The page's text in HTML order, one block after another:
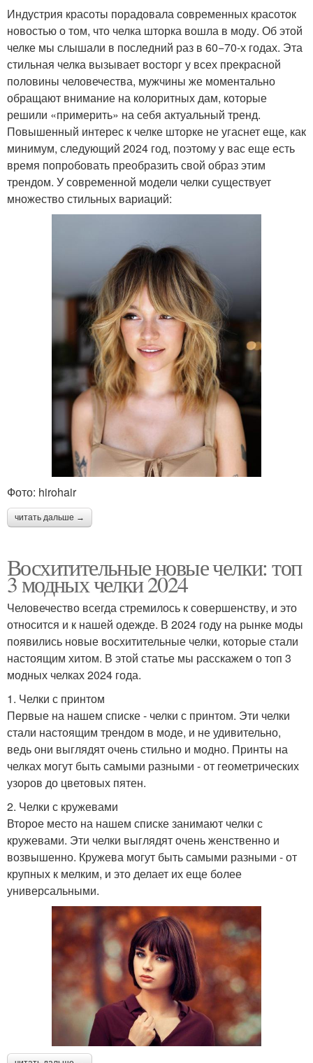
Индустрия красоты порадовала современных красоток
новостью о том, что челка шторка вошла в моду. Об этой
челке мы слышали в последний раз в 60−70-х годах. Эта
стильная челка вызывает восторг у всех прекрасной
половины человечества, мужчины же моментально
обращают внимание на колоритных дам, которые
решили «примерить» на себя актуальный тренд.
Повышенный интерес к челке шторке не угаснет еще, как
минимум, следующий 2024 год, поэтому у вас еще есть
время попробовать преобразить свой образ этим
трендом. У современной модели челки существует
множество стильных вариаций:
Фото: hirohair
читать дальше →
Восхитительные новые челки: топ
3 модных челки 2024
Человечество всегда стремилось к совершенству, и это
относится и к нашей одежде. В 2024 году на рынке моды
появились новые восхитительные челки, которые стали
настоящим хитом. В этой статье мы расскажем о топ 3
модных челках 2024 года.
1. Челки с принтом
Первые на нашем списке - челки с принтом. Эти челки
стали настоящим трендом в моде, и не удивительно,
ведь они выглядят очень стильно и модно. Принты на
челках могут быть самыми разными - от геометрических
узоров до цветовых пятен.
2. Челки с кружевами
Второе место на нашем списке занимают челки с
кружевами. Эти челки выглядят очень женственно и
возвышенно. Кружева могут быть самыми разными - от
крупных к мелким, и это делает их еще более
универсальными.